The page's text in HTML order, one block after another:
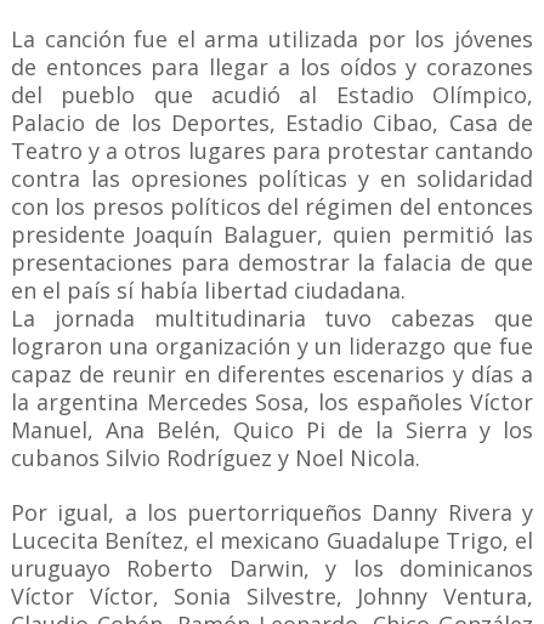
La canción fue el arma utilizada por los jóvenes
de entonces para llegar a los oídos y corazones
del pueblo que acudió al Estadio Olímpico,
Palacio de los Deportes, Estadio Cibao, Casa de
Teatro y a otros lugares para protestar cantando
contra las opresiones políticas y en solidaridad
con los presos políticos del régimen del entonces
presidente Joaquín Balaguer, quien permitió las
presentaciones para demostrar la falacia de que
en el país sí había libertad ciudadana.
La jornada multitudinaria tuvo cabezas que
lograron una organización y un liderazgo que fue
capaz de reunir en diferentes escenarios y días a
la argentina Mercedes Sosa, los españoles Víctor
Manuel, Ana Belén, Quico Pi de la Sierra y los
cubanos Silvio Rodríguez y Noel Nicola.
Por igual, a los puertorriqueños Danny Rivera y
Lucecita Benítez, el mexicano Guadalupe Trigo, el
uruguayo Roberto Darwin, y los dominicanos
Víctor Víctor, Sonia Silvestre, Johnny Ventura,